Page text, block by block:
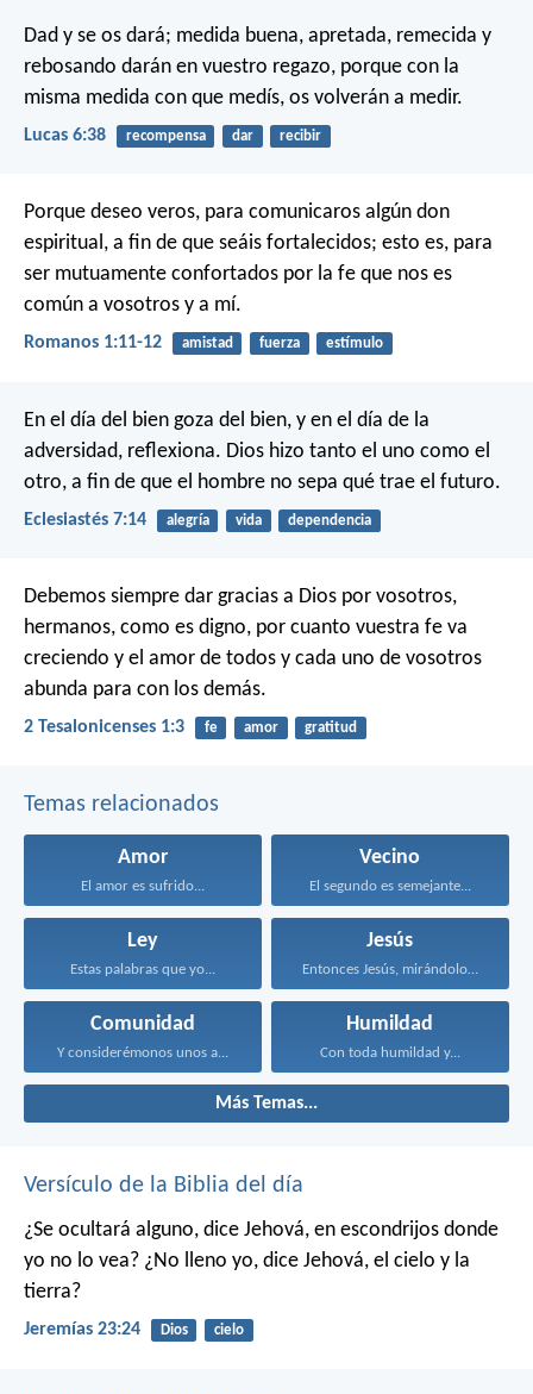
Dad y se os dará; medida buena, apretada, remecida y
rebosando darán en vuestro regazo, porque con la
misma medida con que medís, os volverán a medir.
Lucas 6:38 recompensa dar recibir
Porque deseo veros, para comunicaros algún don
espiritual, a fin de que seáis fortalecidos; esto es, para
ser mutuamente confortados por la fe que nos es
común a vosotros y a mí.
Romanos 1:11-12 amistad fuerza estímulo
En el día del bien goza del bien, y en el día de la
adversidad, reflexiona. Dios hizo tanto el uno como el
otro, a fin de que el hombre no sepa qué trae el futuro.
Eclesiastés 7:14 alegría vida dependencia
Debemos siempre dar gracias a Dios por vosotros,
hermanos, como es digno, por cuanto vuestra fe va
creciendo y el amor de todos y cada uno de vosotros
abunda para con los demás.
2 Tesalonicenses 1:3 fe amor gratitud
Temas relacionados
Amor
El amor es sufrido...
Vecino
El segundo es semejante...
Ley
Estas palabras que yo...
Jesús
Entonces Jesús, mirándolos, dijo...
Comunidad
Y considerémonos unos a...
Humildad
Con toda humildad y...
Más Temas...
Versículo de la Biblia del día
¿Se ocultará alguno, dice Jehová, en escondrijos donde
yo no lo vea? ¿No lleno yo, dice Jehová, el cielo y la
tierra?
Jeremías 23:24 Dios cielo